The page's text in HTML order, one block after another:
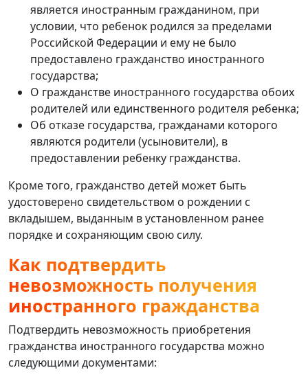
является иностранным гражданином, при
условии, что ребенок родился за пределами
Российской Федерации и ему не было
предоставлено гражданство иностранного
государства;
О гражданстве иностранного государства обоих
родителей или единственного родителя ребенка;
Об отказе государства, гражданами которого
являются родители (усыновители), в
предоставлении ребенку гражданства.
Кроме того, гражданство детей может быть
удостоверено свидетельством о рождении с
вкладышем, выданным в установленном ранее
порядке и сохраняющим свою силу.
Как подтвердить
невозможность получения
иностранного гражданства
Подтвердить невозможность приобретения
гражданства иностранного государства можно
следующими документами: